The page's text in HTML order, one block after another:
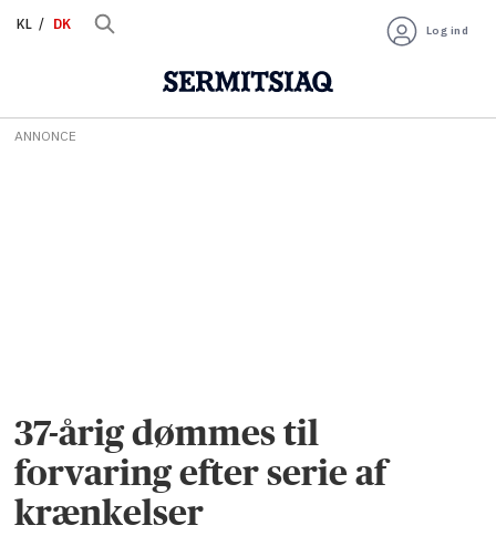
KL DK Log ind
ANNONCE
37-årig dømmes til
forvaring efter serie af
krænkelser